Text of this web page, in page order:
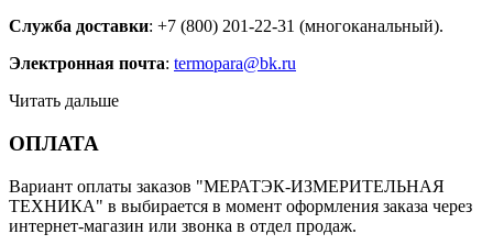
Служба доставки: +7 (800) 201-22-31 (многоканальный).
Электронная почта: termopara@bk.ru
Читать дальше
ОПЛАТА
Вариант оплаты заказов "МЕРАТЭК-ИЗМЕРИТЕЛЬНАЯ
ТЕХНИКА" в выбирается в момент оформления заказа через
интернет-магазин или звонка в отдел продаж.